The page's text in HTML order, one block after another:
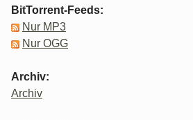
BitTorrent-Feeds:
Nur MP3
Nur OGG
Archiv:
Archiv